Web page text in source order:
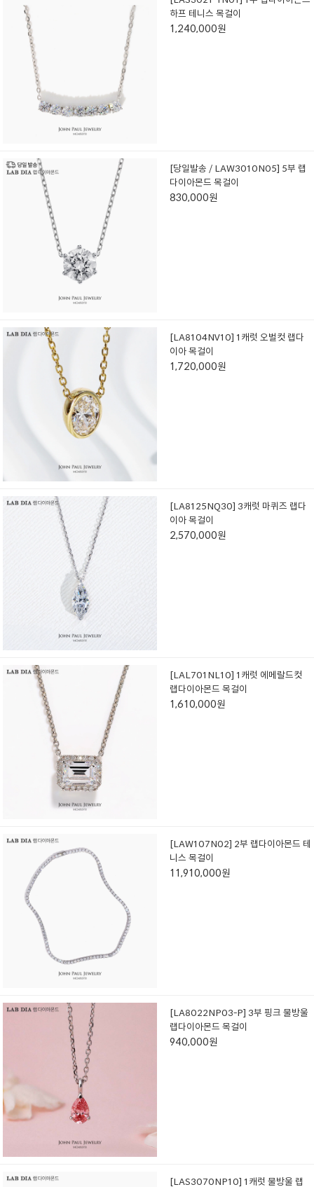
하프 테니스 목걸이
1,240,000원
[당일발송 / LAW3010N05] 5부 랩
다이아몬드 목걸이
830,000원
[LA8104NV10] 1캐럿 오벌컷 랩다
이아 목걸이
1,720,000원
[LA8125NQ30] 3캐럿 마퀴즈 랩다
이아 목걸이
2,570,000원
[LAL701NL10] 1캐럿 에메랄드컷
랩다이아몬드 목걸이
1,610,000원
[LAW107N02] 2부 랩다이아몬드 테
니스 목걸이
11,910,000원
[LA8022NP03-P] 3부 핑크 물방울
랩다이아몬드 목걸이
940,000원
[LAS3070NP10] 1캐럿 물방울 랩